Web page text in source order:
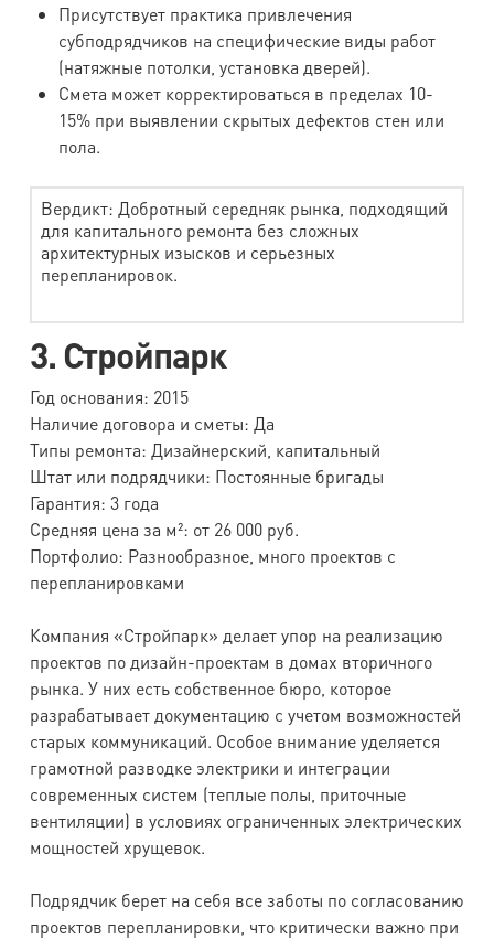
Присутствует практика привлечения
субподрядчиков на специфические виды работ
(натяжные потолки, установка дверей).
Смета может корректироваться в пределах 10-
15% при выявлении скрытых дефектов стен или
пола.
Вердикт: Добротный середняк рынка, подходящий
для капитального ремонта без сложных
архитектурных изысков и серьезных
перепланировок.
3. Стройпарк
Год основания: 2015
Наличие договора и сметы: Да
Типы ремонта: Дизайнерский, капитальный
Штат или подрядчики: Постоянные бригады
Гарантия: 3 года
Средняя цена за м²: от 26 000 руб.
Портфолио: Разнообразное, много проектов с
перепланировками
Компания «Стройпарк» делает упор на реализацию
проектов по дизайн-проектам в домах вторичного
рынка. У них есть собственное бюро, которое
разрабатывает документацию с учетом возможностей
старых коммуникаций. Особое внимание уделяется
грамотной разводке электрики и интеграции
современных систем (теплые полы, приточные
вентиляции) в условиях ограниченных электрических
мощностей хрущевок.
Подрядчик берет на себя все заботы по согласованию
проектов перепланировки, что критически важно при